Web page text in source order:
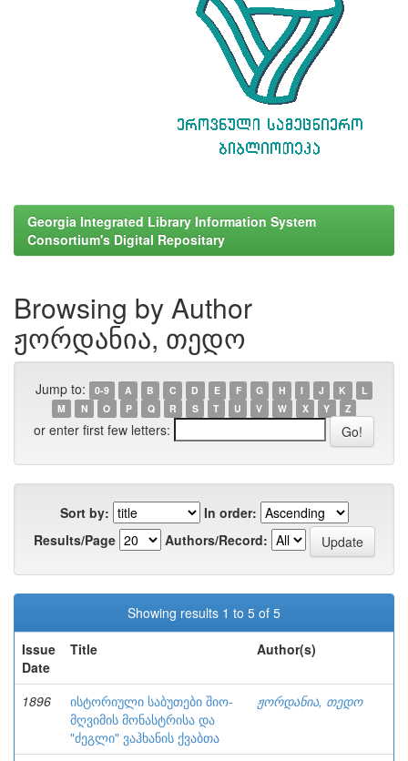
Georgia Integrated Library Information System
Consortium's Digital Repositary
Browsing by Author
ჟორდანია, თედო
Jump to: 0-9 A B C D E F G H I J K
L
M
N O P Q R S T U V W X Y Z
or enter first few letters:
Sort by:
In order:
Results/Page
Authors/Record:
Showing results 1 to 5 of 5
Issue
Date
Title Author(s)
1896
ისტორიული საბუთები შიო-
მღვიმის მონასტრისა და
"ძეგლი" ვაჰხანის ქვაბთა
ჟორდანია, თედო